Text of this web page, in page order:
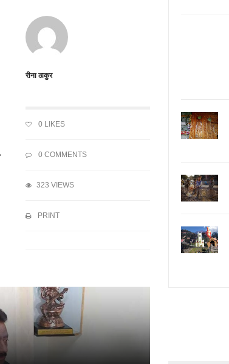
रीना ठाकुर
0 LIKES
0 COMMENTS
323 VIEWS
PRINT